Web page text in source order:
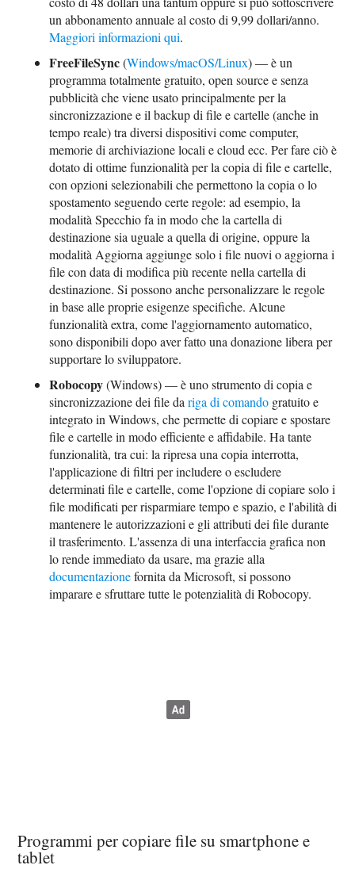
un abbonamento annuale al costo di 9,99 dollari/anno.
Maggiori informazioni qui.
FreeFileSync(Windows/macOS/Linux) — è un
programma totalmente gratuito, open source e senza
pubblicità che viene usato principalmente per la
sincronizzazione e il backup di file e cartelle (anche in
tempo reale) tra diversi dispositivi come computer,
memorie di archiviazione locali e cloud ecc. Per fare ciò è
dotato di ottime funzionalità per la copia di file e cartelle,
con opzioni selezionabili che permettono la copia o lo
spostamento seguendo certe regole: ad esempio, la
modalità Specchio fa in modo che la cartella di
destinazione sia uguale a quella di origine, oppure la
modalità Aggiorna aggiunge solo i file nuovi o aggiorna i
file con data di modifica più recente nella cartella di
destinazione. Si possono anche personalizzare le regole
in base alle proprie esigenze specifiche. Alcune
funzionalità extra, come l'aggiornamento automatico,
sono disponibili dopo aver fatto una donazione libera per
supportare lo sviluppatore.
Robocopy(Windows) — è uno strumento di copia e
sincronizzazione dei file dariga di comando gratuito e
integrato in Windows, che permette di copiare e spostare
file e cartelle in modo efficiente e affidabile. Ha tante
funzionalità, tra cui: la ripresa una copia interrotta,
l'applicazione di filtri per includere o escludere
determinati file e cartelle, come l'opzione di copiare solo i
file modificati per risparmiare tempo e spazio, e l'abilità di
mantenere le autorizzazioni e gli attributi dei file durante
il trasferimento. L'assenza di una interfaccia grafica non
lo rende immediato da usare, ma grazie alla
documentazionefornita da Microsoft, si possono
imparare e sfruttare tutte le potenzialità di Robocopy.
Programmi per copiare file su smartphone e
tablet